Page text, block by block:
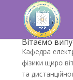
Вітаємо
Кафедра
фізики щиро
та